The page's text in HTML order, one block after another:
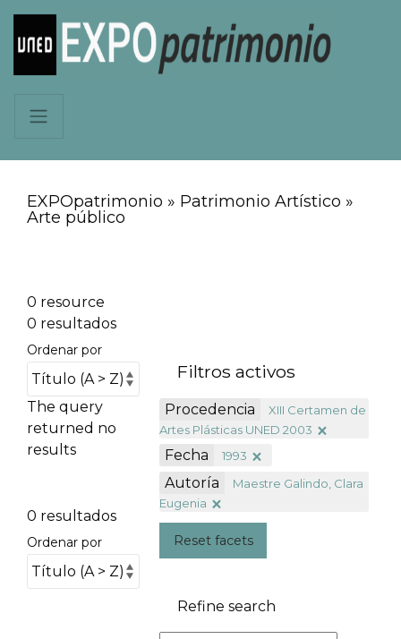
EXPOpatrimonio » Patrimonio Artístico »
Arte público
0 resource
0 resultados
Ordenar por
The query
returned no
results
0 resultados
Ordenar por
Filtros activos
Procedencia
XIII Certamen de
Artes Plásticas UNED 2003
Fecha 1993
Autoría
Maestre Galindo, Clara
Eugenia
Reset facets
Refine search